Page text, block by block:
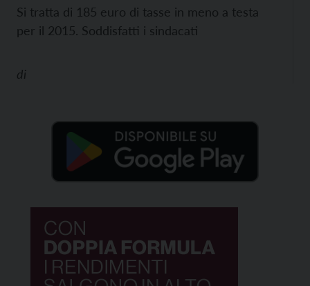
Si tratta di 185 euro di tasse in meno a testa
per il 2015. Soddisfatti i sindacati
di